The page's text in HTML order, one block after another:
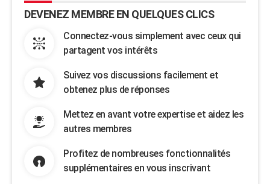
DEVENEZ MEMBRE EN QUELQUES CLICS
Connectez-vous simplement avec ceux qui
partagent vos intérêts
Suivez vos discussions facilement et
obtenez plus de réponses
Mettez en avant votre expertise et aidez les
autres membres
Profitez de nombreuses fonctionnalités
supplémentaires en vous inscrivant